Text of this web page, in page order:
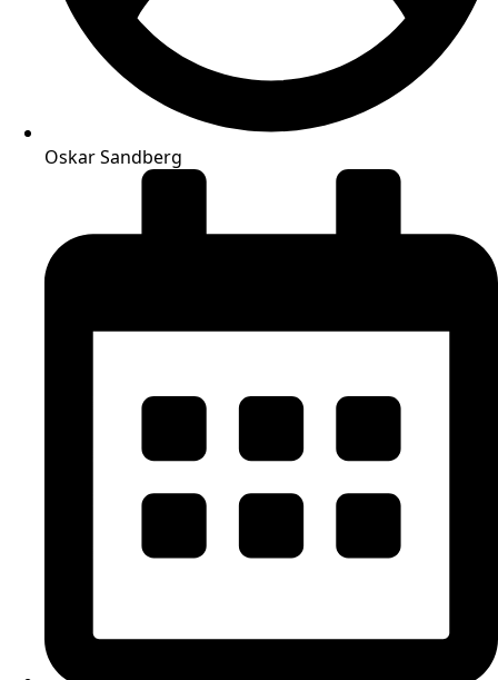
Oskar Sandberg